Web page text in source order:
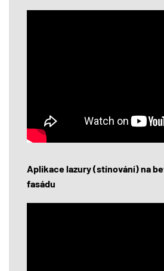
Aplikace lazury (stínování) na
fasádu